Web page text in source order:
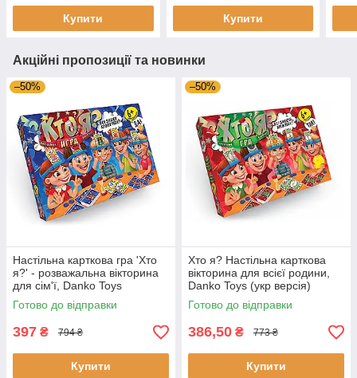
Купити Купити
Акційні пропозиції та новинки
–50%
Настільна карткова гра 'Хто
я?' - розважальна вікторина
для сім'ї, Danko Toys
(російська версія)
Готово до відправки
397 ₴ 794 ₴
Купити
–50%
Хто я? Настільна карткова
вікторина для всієї родини,
Danko Toys (укр версія)
Готово до відправки
386,50 ₴ 773 ₴
Купити